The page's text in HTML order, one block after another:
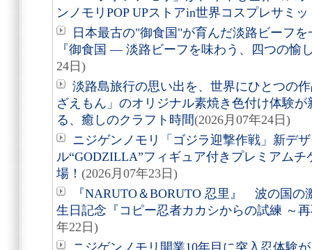
ンノモリPOP UPストアin世界コスプレサミッ
日本最古の"御食国"が育んだ淡路ビーフ
『御食国 ― 淡路ビーフを味わう、四つの愉
24日)
淡路島旅行の思い出を、世界にひとつの
ざえもん」のオリジナル素焼き色付け体験
る、癒しのクラフト時間(2026月07年24日)
ニジゲンノモリ「ゴジラ迎撃作戦」新デ
ル“GODZILLA”フィギュア付きプレミアム
場！ (2026月07年23日)
『NARUTO＆BORUTO 忍里』 波の国の
生日記念『コピー忍者カカシからの試練 ～
年22日)
ニジゲンノモリ開業10年目に突入忍体験